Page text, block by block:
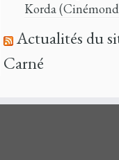
Korda
Actualités du
Carné